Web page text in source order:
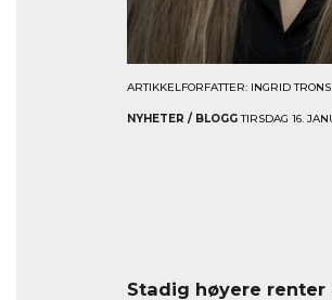
ARTIKKELFORFATTER: INGRID
NYHETER / BLOGGTIRSDAG 16.
Stadig høyere